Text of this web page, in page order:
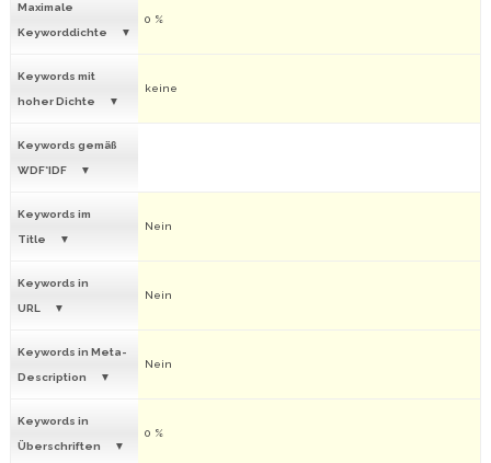
Maximale
Keyworddichte
0 %
Keywords mit
hoher Dichte
keine
Keywords gemäß
WDF*IDF
Keywords im
Title
Nein
Keywords in
URL
Nein
Keywords in Meta-
Description
Nein
Keywords in
Überschriften
0 %